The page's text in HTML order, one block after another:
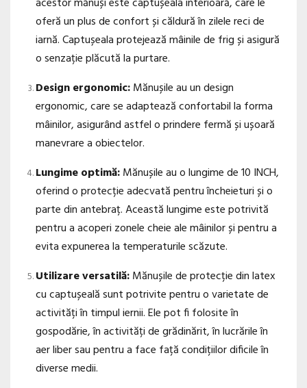
oferă un plus de confort și căldură în zilele reci de
iarnă. Captușeala protejează mâinile de frig și asigură
o senzație plăcută la purtare.
Design ergonomic:Mănușile au un design
ergonomic, care se adaptează confortabil la forma
mâinilor, asigurând astfel o prindere fermă și ușoară
manevrare a obiectelor.
Lungime optimă:Mănușile au o lungime de 10 INCH,
oferind o protecție adecvată pentru încheieturi și o
parte din antebraț. Această lungime este potrivită
pentru a acoperi zonele cheie ale mâinilor și pentru a
evita expunerea la temperaturile scăzute.
Utilizare versatilă:Mănușile de protecție din latex
cu captușeală sunt potrivite pentru o varietate de
activități în timpul iernii. Ele pot fi folosite în
gospodărie, în activități de grădinărit, în lucrările în
aer liber sau pentru a face față condițiilor dificile în
diverse medii.